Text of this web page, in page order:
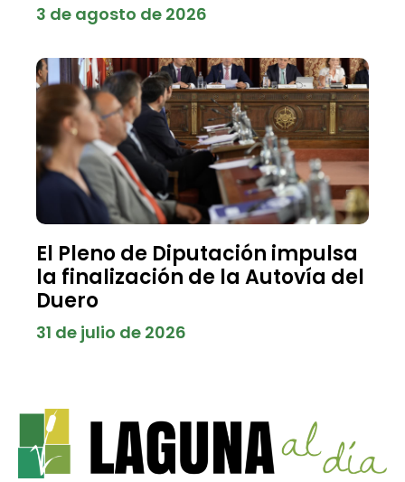
3 de agosto de 2026
El Pleno de Diputación impulsa
la finalización de la Autovía del
Duero
31 de julio de 2026